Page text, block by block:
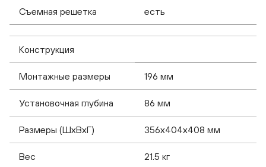
Съемная решетка есть
Конструкция
Монтажные размеры 196 мм
Установочная глубина 86 мм
Размеры (ШхВхГ) 356x404x408 мм
Вес 21.5 кг